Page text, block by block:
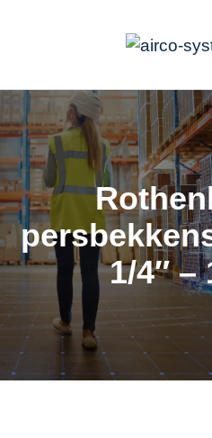
1/4″ –